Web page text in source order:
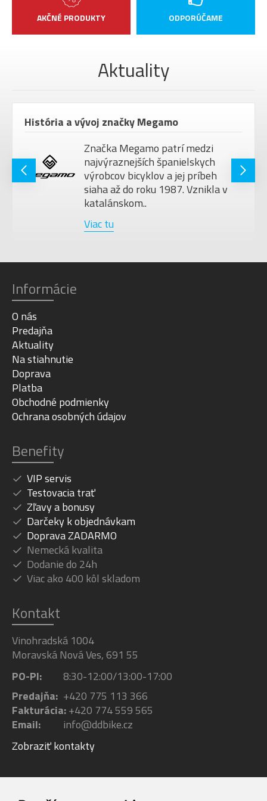
AKČNÉ PRODUKTY ODPORÚČAME
Aktuality
História a vývoj značky Megamo
Značka Megamo patrí medzi
najvýraznejších španielskych
výrobcov bicyklov a jej príbeh
siaha až do roku 1987. Vznikla v
katalánskom..
Viac tu
Informácie
O nás
Predajňa
Aktuality
Na stiahnutie
Doprava
Platba
Obchodné podmienky
Ochrana osobných údajov
Benefity
VIP servis
Testovacia trať
Zľavy a bonusy
Darčeky k objednávkam
Doprava ZADARMO
Nemecká kvalita
Dodanie do 24h
Viac ako 400 kôl skladom
Kontakt
Vinohradská 1004
Moravská Nová Ves, 691 55
PO-PI:
8:30-12:00/13:00-17:00
Predajňa: +420 775 113 366
Fakturácia:+420 774 559 565
Email:
info@ddbike.cz
Zobraziť kontakty
Facebook Instagram